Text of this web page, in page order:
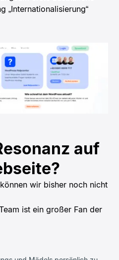
„Internationalisierung“
auf
wir bisher noch nicht
ist ein großer Fan der